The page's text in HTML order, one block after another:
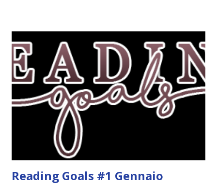
challenge un po' particolare perché ogni libro letto può
ricoprire più di un obiettivo. Riportandovi l'esempio che ho
fatto nell'altro post, se leggo un libro horror sulle sirene
scritto dal mio autore preferito, tecnicamente ho già
completato tre degli obiettivi della mia lista . Non importa
leggere 345.453.312 libri, ma maturare come lettore,
uscendo fuori dalla propria comfort zone. Come
partecipare Per partecipare non dovete fare altro che
Reading Goals #1 Gennaio